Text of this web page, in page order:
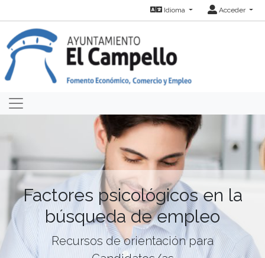
Idioma Acceder
Factores psicológicos en la
búsqueda de empleo
Recursos de orientación para